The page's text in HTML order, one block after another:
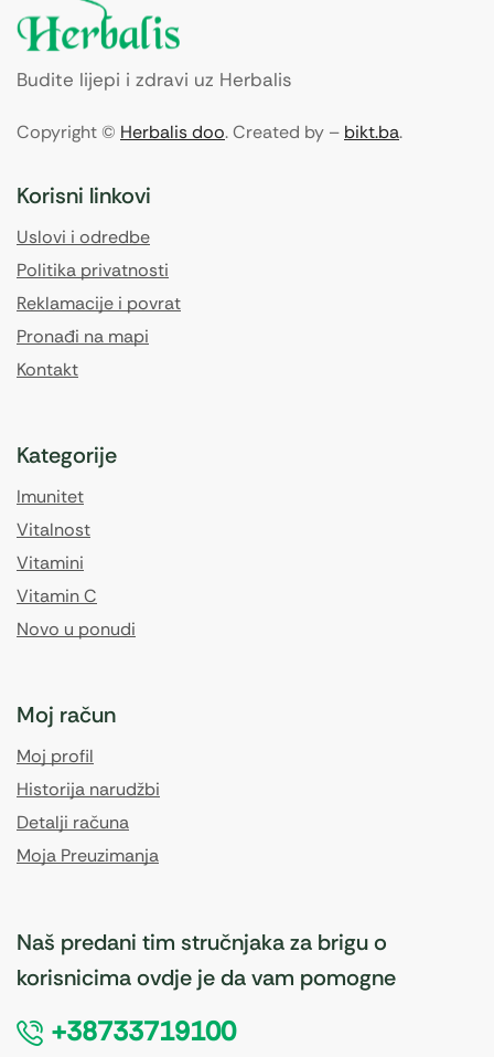
Budite lijepi i zdravi uz Herbalis
Copyright © Herbalis doo. Created by – bikt.ba.
Korisni linkovi
Uslovi i odredbe
Politika privatnosti
Reklamacije i povrat
Pronađi na mapi
Kontakt
Kategorije
Imunitet
Vitalnost
Vitamini
Vitamin C
Novo u ponudi
Moj račun
Moj profil
Historija narudžbi
Detalji računa
Moja Preuzimanja
Naš predani tim stručnjaka za brigu o
korisnicima ovdje je da vam pomogne
+38733719100